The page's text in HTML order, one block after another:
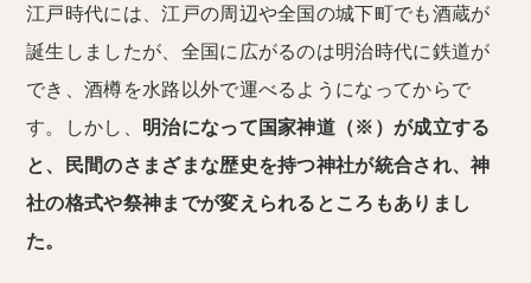
江戸時代には、江戸の周辺や全国の城下町でも酒蔵が
誕生しましたが、全国に広がるのは明治時代に鉄道が
でき、酒樽を水路以外で運べるようになってからで
す。しかし、 明治になって国家神道（※）が成立する
と、民間のさまざまな歴史を持つ神社が統合され、神
社の格式や祭神までが変えられるところもありまし
た。